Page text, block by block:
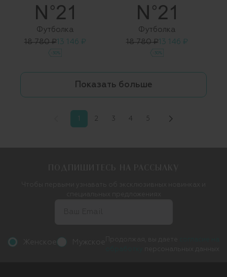
Футболка
18 780 ₽13 146 ₽
-30%
Футболка
18 780 ₽13 146 ₽
-30%
Показать больше
1 2 3 4 5